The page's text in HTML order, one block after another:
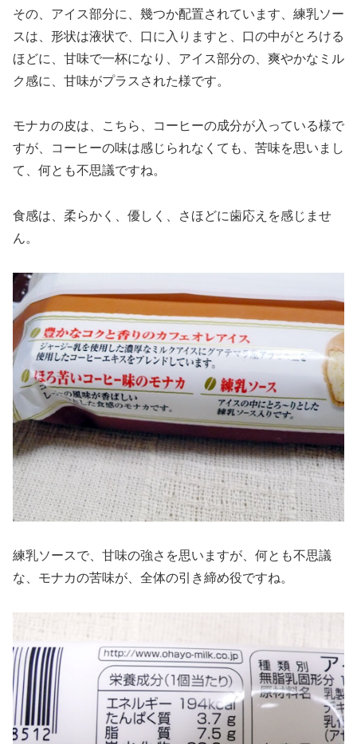
その、アイス部分に、幾つか配置されています、練乳ソー
スは、形状は液状で、口に入りますと、口の中がとろける
ほどに、甘味で一杯になり、アイス部分の、爽やかなミル
ク感に、甘味がプラスされた様です。
モナカの皮は、こちら、コーヒーの成分が入っている様で
すが、コーヒーの味は感じられなくても、苦味を思いまし
て、何とも不思議ですね。
食感は、柔らかく、優しく、さほどに歯応えを感じませ
ん。
練乳ソースで、甘味の強さを思いますが、何とも不思議
な、モナカの苦味が、全体の引き締め役ですね。